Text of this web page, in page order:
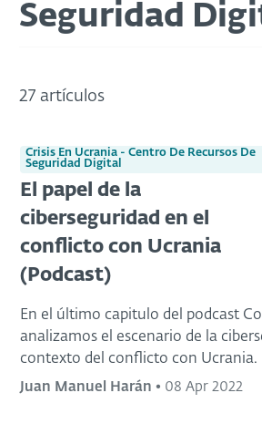
Seguridad
27 artículos
Crisis En Ucrania - Centro De Recursos De
Seguridad Digital
El papel de la
ciberseguridad en el
conflicto con Ucrania
(Podcast)
En el último capitulo del podcast
analizamos el escenario de la
contexto del conflicto con Ucrania.
Juan Manuel Harán • 08 Apr 2022